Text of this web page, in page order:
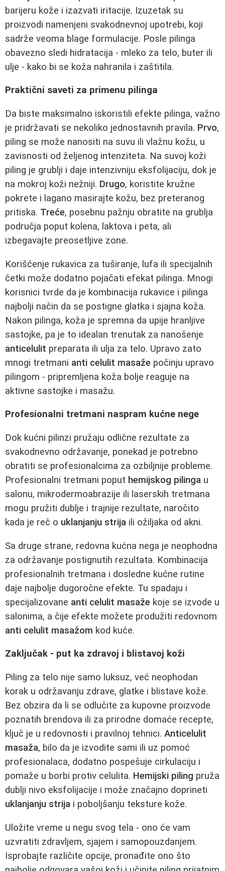
barijeru kože i izazvati iritacije. Izuzetak su
proizvodi namenjeni svakodnevnoj upotrebi, koji
sadrže veoma blage formulacije. Posle pilinga
obavezno sledi hidratacija - mleko za telo, buter ili
ulje - kako bi se koža nahranila i zaštitila.
Praktični saveti za primenu pilinga
Da biste maksimalno iskoristili efekte pilinga, važno
je pridržavati se nekoliko jednostavnih pravila. Prvo,
piling se može nanositi na suvu ili vlažnu kožu, u
zavisnosti od željenog intenziteta. Na suvoj koži
piling je grublji i daje intenzivniju eksfolijaciju, dok je
na mokroj koži nežniji. Drugo, koristite kružne
pokrete i lagano masirajte kožu, bez preteranog
pritiska. Treće, posebnu pažnju obratite na grublja
područja poput kolena, laktova i peta, ali
izbegavajte preosetljive zone.
Korišćenje rukavica za tuširanje, lufa ili specijalnih
četki može dodatno pojačati efekat pilinga. Mnogi
korisnici tvrde da je kombinacija rukavice i pilinga
najbolji način da se postigne glatka i sjajna koža.
Nakon pilinga, koža je spremna da upije hranljive
sastojke, pa je to idealan trenutak za nanošenje
anticelulit preparata ili ulja za telo. Upravo zato
mnogi tretmani anti celulit masaže počinju upravo
pilingom - pripremljena koža bolje reaguje na
aktivne sastojke i masažu.
Profesionalni tretmani naspram kućne nege
Dok kućni pilinzi pružaju odlične rezultate za
svakodnevno održavanje, ponekad je potrebno
obratiti se profesionalcima za ozbiljnije probleme.
Profesionalni tretmani poput hemijskog pilinga u
salonu, mikrodermoabrazije ili laserskih tretmana
mogu pružiti dublje i trajnije rezultate, naročito
kada je reč o uklanjanju strija ili ožiljaka od akni.
Sa druge strane, redovna kućna nega je neophodna
za održavanje postignutih rezultata. Kombinacija
profesionalnih tretmana i dosledne kućne rutine
daje najbolje dugoročne efekte. Tu spadaju i
specijalizovane anti celulit masaže koje se izvode u
salonima, a čije efekte možete produžiti redovnom
anti celulit masažom kod kuće.
Zaključak - put ka zdravoj i blistavoj koži
Piling za telo nije samo luksuz, već neophodan
korak u održavanju zdrave, glatke i blistave kože.
Bez obzira da li se odlučite za kupovne proizvode
poznatih brendova ili za prirodne domaće recepte,
ključ je u redovnosti i pravilnoj tehnici. Anticelulit
masaža, bilo da je izvodite sami ili uz pomoć
profesionalaca, dodatno pospešuje cirkulaciju i
pomaže u borbi protiv celulita. Hemijski piling pruža
dublji nivo eksfolijacije i može značajno doprineti
uklanjanju strija i poboljšanju teksture kože.
Uložite vreme u negu svog tela - ono će vam
uzvratiti zdravljem, sjajem i samopouzdanjem.
Isprobajte različite opcije, pronađite ono što